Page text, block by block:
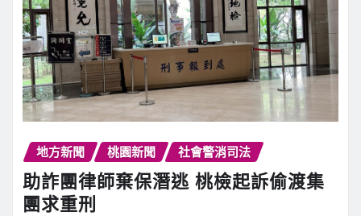
地方新聞 桃園新聞 社會警消司法
助詐團律師棄保潛逃 桃檢起訴偷渡集
團求重刑